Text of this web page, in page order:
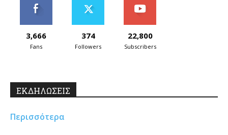
3,666
Fans
374
Followers
22,800
Subscribers
ΕΚΔΗΛΩΣΕΙΣ
Περισσότερα